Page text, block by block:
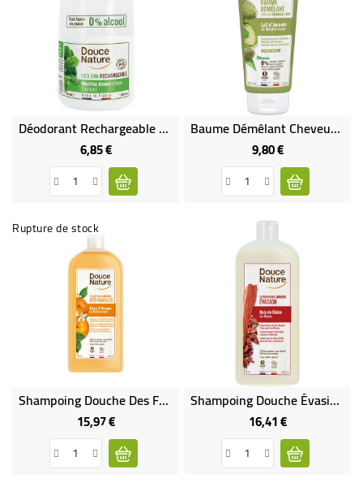
Déodorant Rechargeable Purifiant Menthe Douce Bio Et Équitable
6,85 €Prix
Baume Démêlant Cheveux Normaux Au Lait D'Amande Bio
9,80 €Prix
Rupture de stock
Shampoing Douche Des Familles
15,97 €Prix
Shampoing Douche Évasion Au Bois De Cèdre
16,41 €Prix